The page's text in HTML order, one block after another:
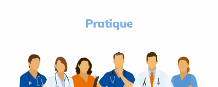
Pratique